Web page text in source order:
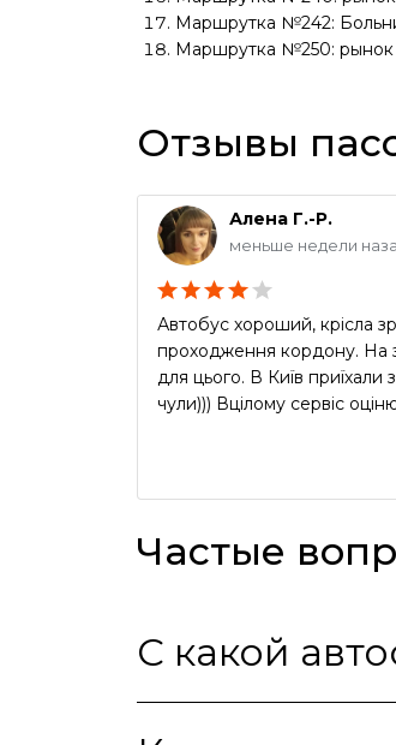
Маршрутка №242:
Маршрутка №250:
Отзывы
Алена Г.-Р.
меньше недели
Автобус хороший, крісла
проходження кордону. На
для цього. В Київ приїхали
чули))) Вцілому сервіс
Частые